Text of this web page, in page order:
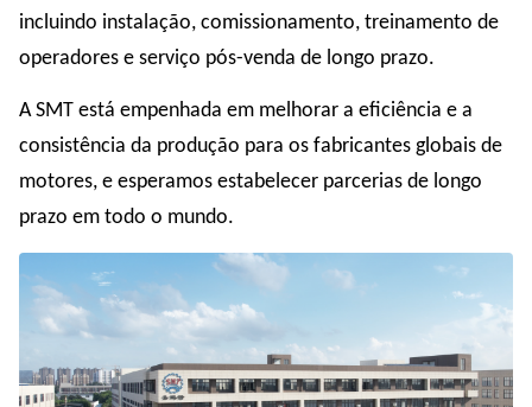
incluindo instalação, comissionamento, treinamento de
operadores e serviço pós-venda de longo prazo.
A SMT está empenhada em melhorar a eficiência e a
consistência da produção para os fabricantes globais de
motores, e esperamos estabelecer parcerias de longo
prazo em todo o mundo.